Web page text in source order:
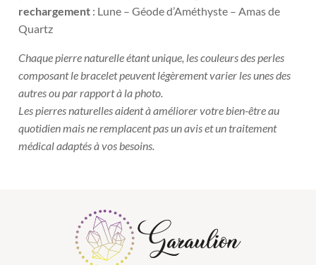
rechargement : Lune – Géode d’Améthyste – Amas de
Quartz
Chaque pierre naturelle étant unique, les couleurs des perles
composant le bracelet peuvent légèrement varier les unes des
autres ou par rapport à la photo.
Les pierres naturelles aident à améliorer votre bien-être au
quotidien mais ne remplacent pas un avis et un traitement
médical adaptés à vos besoins.